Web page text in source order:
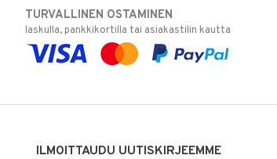
TURVALLINEN OSTAMINEN
laskulla, pankkikortilla tai asiakastilin kautta
ILMOITTAUDU UUTISKIRJEEMME